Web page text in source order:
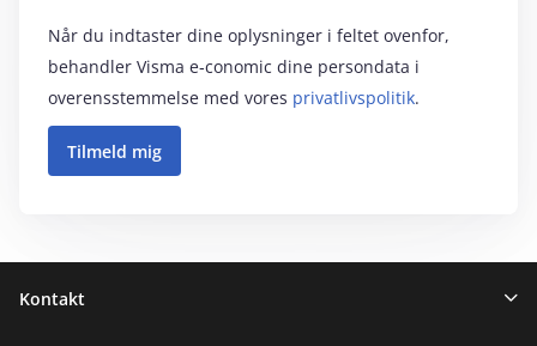
Når du indtaster dine oplysninger i feltet ovenfor,
behandler Visma e‑conomic dine persondata i
overensstemmelse med vores privatlivspolitik.
Sidefod
Kontakt